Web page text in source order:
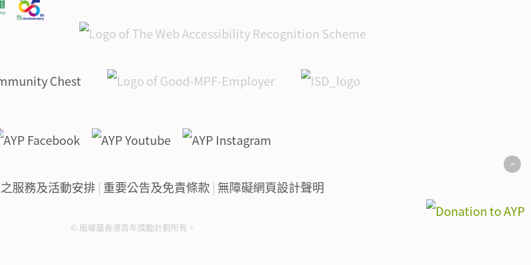
服務及活動安排 | 重要公告及免責條款 | 無障礙網頁設計聲明
© 版權屬香港青年獎勵計劃所有。